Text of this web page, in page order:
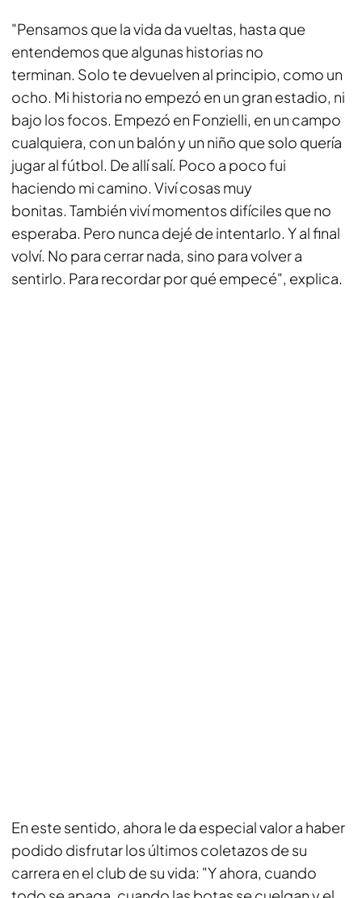
"Pensamos que la vida da vueltas, hasta que
entendemos que algunas historias no
terminan. Solo te devuelven al principio, como un
ocho. Mi historia no empezó en un gran estadio, ni
bajo los focos. Empezó en Fonzielli, en un campo
cualquiera, con un balón y un niño que solo quería
jugar al fútbol. De allí salí. Poco a poco fui
haciendo mi camino. Viví cosas muy
bonitas. También viví momentos difíciles que no
esperaba. Pero nunca dejé de intentarlo. Y al final
volví. No para cerrar nada, sino para volver a
sentirlo. Para recordar por qué empecé", explica.
En este sentido, ahora le da especial valor a haber
podido disfrutar los últimos coletazos de su
carrera en el club de su vida: "Y ahora, cuando